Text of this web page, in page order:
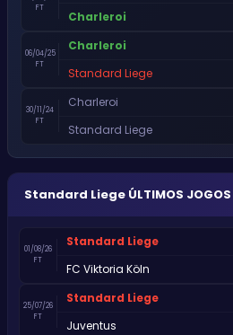
FT
Charleroi
06/04/25
FT
Charleroi
Standard Liege
30/11/24
FT
Charleroi
Standard Liege
Standard Liege ÚLTIMOS JOGOS
01/08/26
FT
Standard Liege
FC Viktoria Köln
25/07/26
FT
Standard Liege
Juventus